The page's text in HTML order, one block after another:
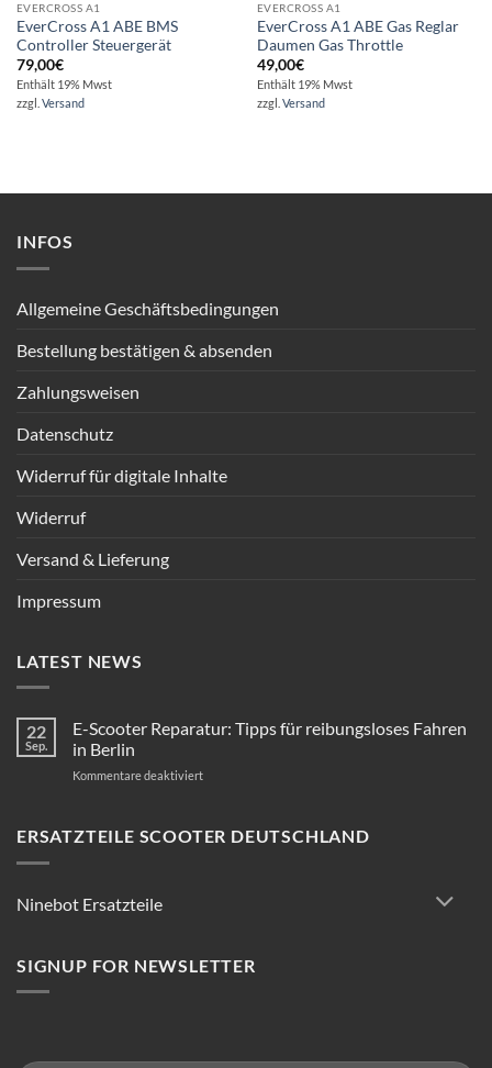
EVERCROSS A1
EverCross A1 ABE BMS
Controller Steuergerät
79,00€
Enthält 19% Mwst
zzgl. Versand
EVERCROSS A1
EverCross A1 ABE Gas Reglar
Daumen Gas Throttle
49,00€
Enthält 19% Mwst
zzgl. Versand
INFOS
Allgemeine Geschäftsbedingungen
Bestellung bestätigen & absenden
Zahlungsweisen
Datenschutz
Widerruf für digitale Inhalte
Widerruf
Versand & Lieferung
Impressum
LATEST NEWS
22
Sep.
E-Scooter Reparatur: Tipps für reibungsloses Fahren
in Berlin
Kommentare deaktiviertfür
Reparatur:
ERSATZTEILE SCOOTER DEUTSCHLAND
Ninebot Ersatzteile
SIGNUP FOR NEWSLETTER